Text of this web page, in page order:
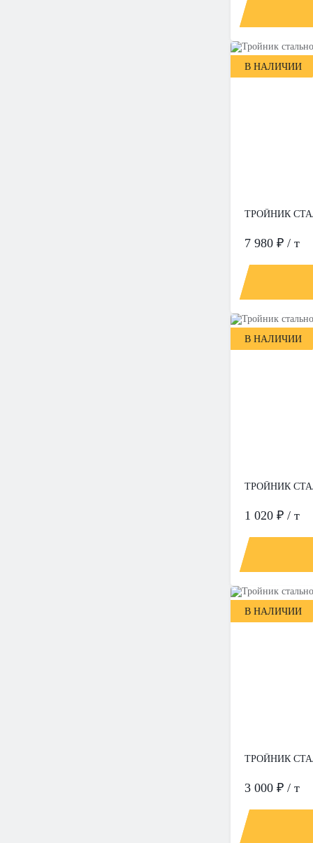
В НАЛИЧИИ
ТРОЙНИК
7 980 ₽ / т
В НАЛИЧИИ
ТРОЙНИК
1 020 ₽ / т
В НАЛИЧИИ
ТРОЙНИК
3 000 ₽ / т